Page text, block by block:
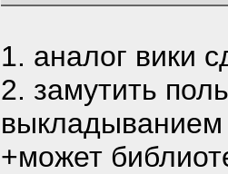
1. аналог вики
2. замутить
выкладыванием
+может